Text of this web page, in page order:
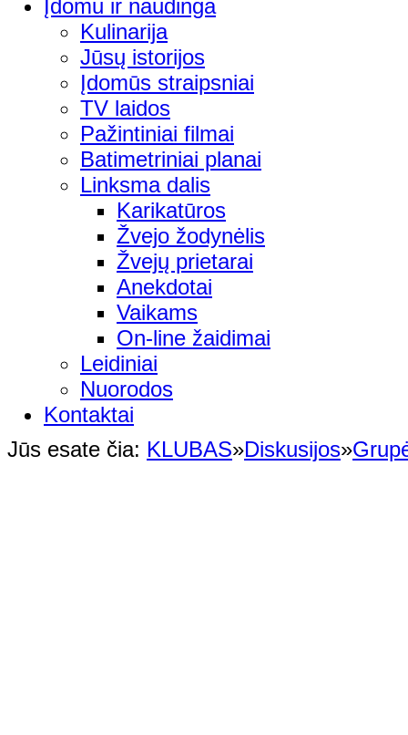
Įdomu ir naudinga
Kulinarija
Jūsų istorijos
Įdomūs straipsniai
TV laidos
Pažintiniai filmai
Batimetriniai planai
Linksma dalis
Karikatūros
Žvejo žodynėlis
Žvejų prietarai
Anekdotai
Vaikams
On-line žaidimai
Leidiniai
Nuorodos
Kontaktai
Jūs esate čia: KLUBAS»Diskusijos»